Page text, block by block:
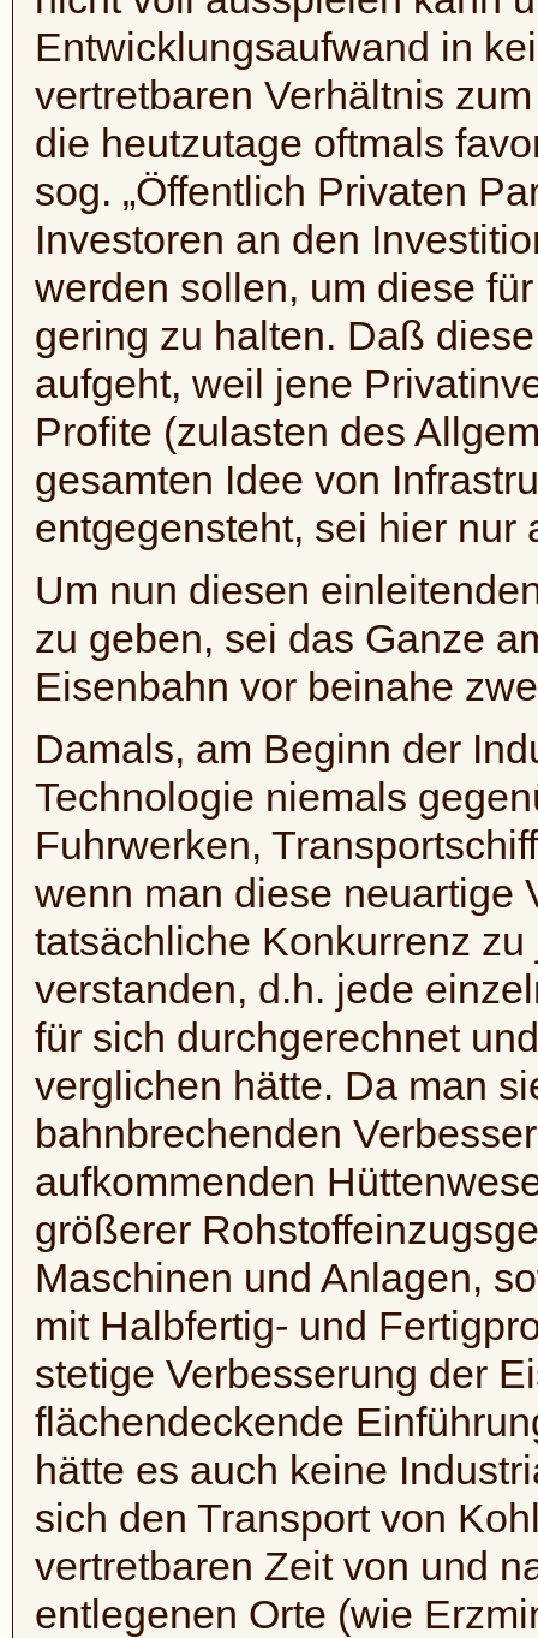
Entwicklungsaufwand in
vertretbaren Verhältnis
die heutzutage oftmals
sog. „Öffentlich Privaten
Investoren an den
werden sollen, um diese
gering zu halten. Daß
aufgeht, weil jene
Profite (zulasten des
gesamten Idee von
entgegensteht, sei hier nur
Um nun diesen
zu geben, sei das Ganze
Eisenbahn vor beinahe
Damals, am Beginn der
Technologie niemals
Fuhrwerken,
wenn man diese neuartige
tatsächliche Konkurrenz
verstanden, d.h. jede
für sich durchgerechnet
verglichen hätte. Da man
bahnbrechenden
aufkommenden
größerer
Maschinen und Anlagen,
mit Halbfertig- und
stetige Verbesserung der
flächendeckende
hätte es auch keine
sich den Transport von
vertretbaren Zeit von und
entlegenen Orte (wie